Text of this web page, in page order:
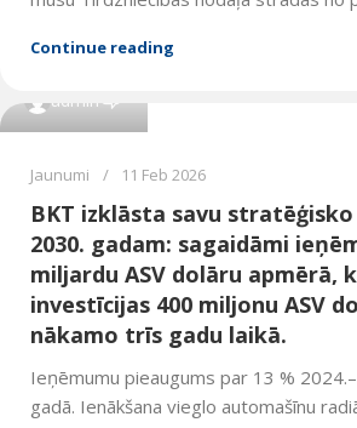
Continue reading
admin
Jaunumi 11 Feb 2026
BKT izklāsta savu
2030. gadam: sagaidāmi
miljardu ASV dolāru apmērā,
investīcijas 400 miljonu ASV
nākamo trīs gadu laikā.
Ieņēmumu pieaugums par 13 %
gadā. Ienākšana vieglo automašīnu